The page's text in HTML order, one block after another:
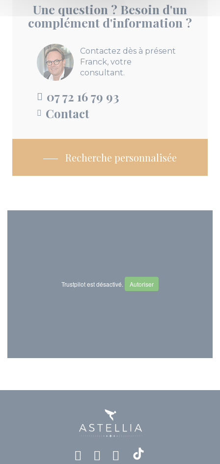
Une question ? Besoin d'un
complément d'information ?
Contactez dès à présent
Franck, votre
consultant.
07 72 16 79 93
Contact
Recherche personnalisée
Trustpilot est désactivé. Autoriser